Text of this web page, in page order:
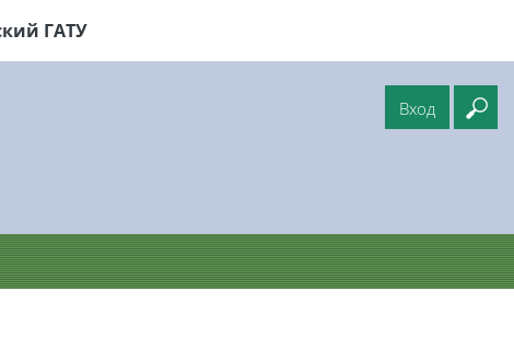
ГАТУ
Вход